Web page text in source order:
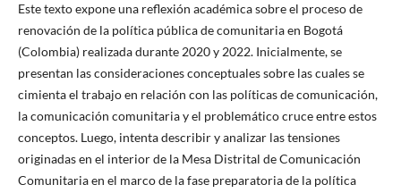
Este texto expone una reflexión académica sobre el proceso de
renovación de la política pública de comunitaria en Bogotá
(Colombia) realizada durante 2020 y 2022. Inicialmente, se
presentan las consideraciones conceptuales sobre las cuales se
cimienta el trabajo en relación con las políticas de comunicación,
la comunicación comunitaria y el problemático cruce entre estos
conceptos. Luego, intenta describir y analizar las tensiones
originadas en el interior de la Mesa Distrital de Comunicación
Comunitaria en el marco de la fase preparatoria de la política